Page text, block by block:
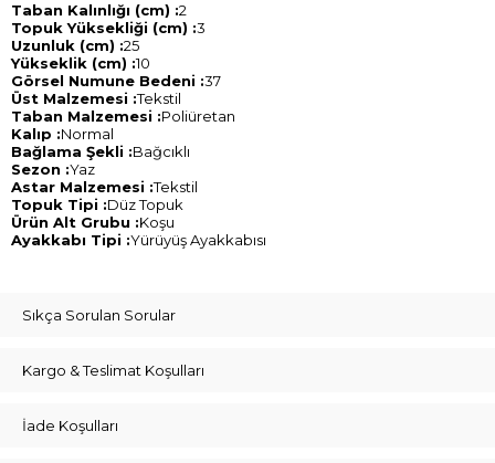
Taban Kalınlığı (cm) :2
Topuk Yüksekliği (cm) :3
Uzunluk (cm) :25
Yükseklik (cm) :10
Görsel Numune Bedeni :37
Üst Malzemesi :Tekstil
Taban Malzemesi :Poliüretan
Kalıp :Normal
Bağlama Şekli :Bağcıklı
Sezon :Yaz
Astar Malzemesi :Tekstil
Topuk Tipi :Düz Topuk
Ürün Alt Grubu :Koşu
Ayakkabı Tipi :Yürüyüş Ayakkabısı
Sıkça Sorulan Sorular
Kargo & Teslimat Koşulları
İade Koşulları